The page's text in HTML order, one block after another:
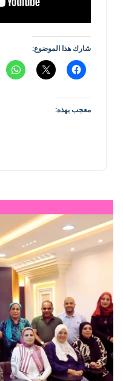
شارك هذا الموضوع:
معجب بهذه: